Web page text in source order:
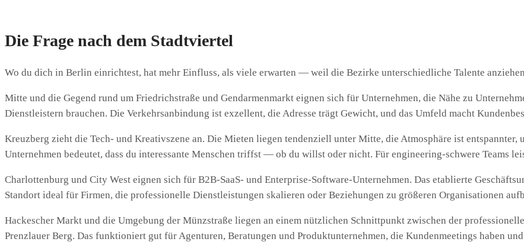
Die Frage nach dem Stadtviertel
Wo du dich in Berlin einrichtest, hat mehr Einfluss, als viele erwarten — weil die Bezirke unterschiedliche Talente
Mitte und die Gegend rund um Friedrichstraße und Gendarmenmarkt eignen sich für Unternehmen, die Nähe zu
Dienstleistern brauchen. Die Verkehrsanbindung ist exzellent, die Adresse trägt Gewicht, und das Umfeld macht
Kreuzberg zieht die Tech- und Kreativszene an. Die Mieten liegen tendenziell unter Mitte, die Atmosphäre ist entspannter,
Unternehmen bedeutet, dass du interessante Menschen triffst — ob du willst oder nicht. Für engineering-schwere Teams
Charlottenburg und City West eignen sich für B2B-SaaS- und Enterprise-Software-Unternehmen. Das etablierte
Standort ideal für Firmen, die professionelle Dienstleistungen skalieren oder Beziehungen zu größeren Organisationen
Hackescher Markt und die Umgebung der Münzstraße liegen an einem nützlichen Schnittpunkt zwischen der
Prenzlauer Berg. Das funktioniert gut für Agenturen, Beratungen und Produktunternehmen, die Kundenmeetings haben